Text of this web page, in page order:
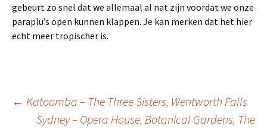
gebeurt zo snel dat we allemaal al nat zijn voordat we onze
paraplu’s open kunnen klappen. Je kan merken dat het hier
echt meer tropischer is.
Berichtnavigatie
← Katoomba – The Three Sisters, Wentworth Falls
Sydney – Opera House, Botanical Gardens, The